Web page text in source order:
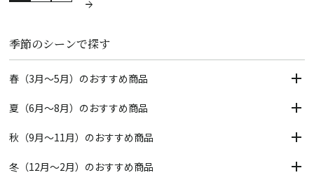
季節のシーンで探す
春（3月～5月）のおすすめ商品
夏（6月～8月）のおすすめ商品
秋（9月～11月）のおすすめ商品
冬（12月～2月）のおすすめ商品